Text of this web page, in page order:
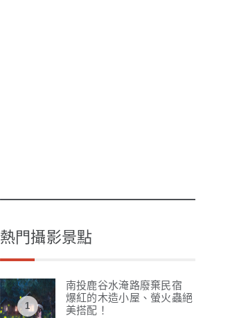
熱門攝影景點
1
南投鹿谷水淹路廢棄民宿
爆紅的木造小屋、螢火蟲絕
美搭配！